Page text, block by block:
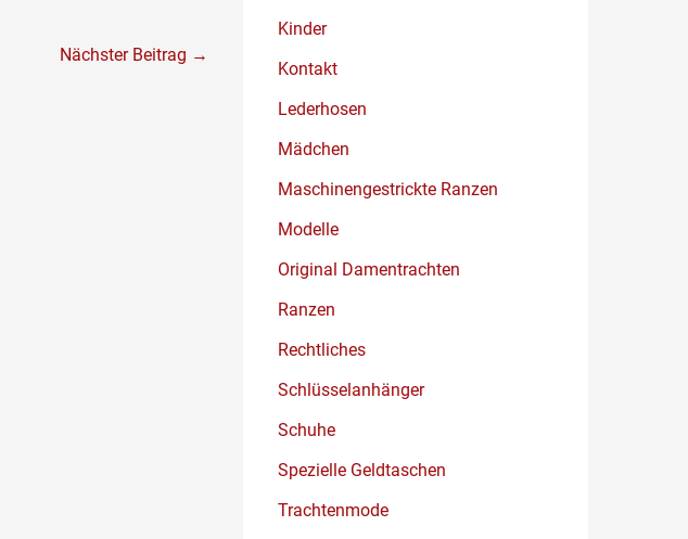
Nächster Beitrag →
Kinder
Kontakt
Lederhosen
Mädchen
Maschinengestrickte Ranzen
Modelle
Original Damentrachten
Ranzen
Rechtliches
Schlüsselanhänger
Schuhe
Spezielle Geldtaschen
Trachtenmode